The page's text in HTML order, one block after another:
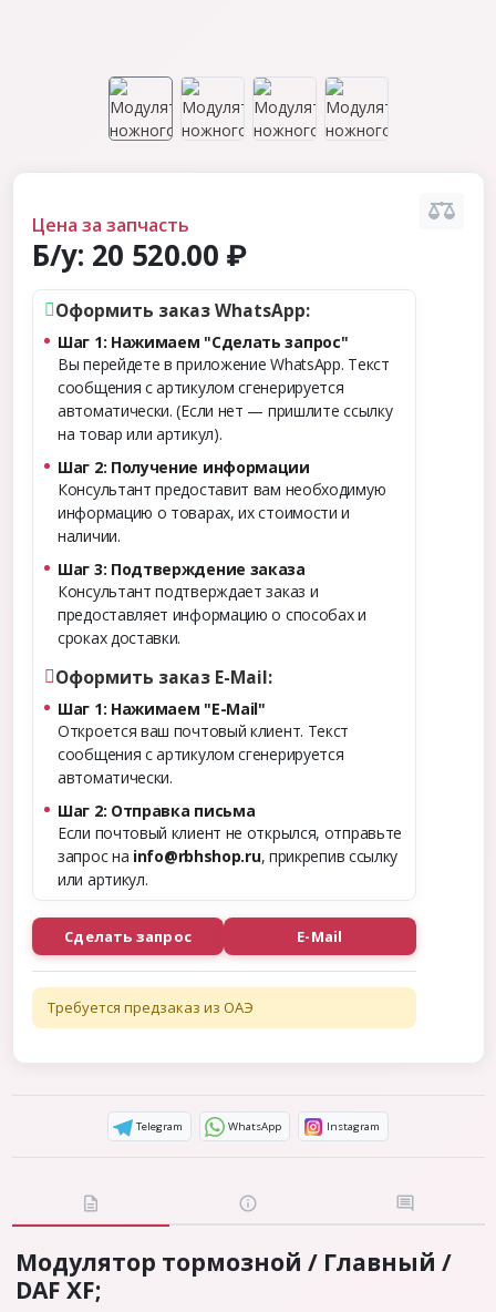
Цена за запчасть
Б/у: 20 520.00 ₽
Оформить заказ WhatsApp:
Шаг 1: Нажимаем "Сделать запрос"
Вы перейдете в приложение WhatsApp. Текст
сообщения с артикулом сгенерируется
автоматически. (Если нет — пришлите ссылку
на товар или артикул).
Шаг 2: Получение информации
Консультант предоставит вам необходимую
информацию о товарах, их стоимости и
наличии.
Шаг 3: Подтверждение заказа
Консультант подтверждает заказ и
предоставляет информацию о способах и
сроках доставки.
Оформить заказ E-Mail:
Шаг 1: Нажимаем "E-Mail"
Откроется ваш почтовый клиент. Текст
сообщения с артикулом сгенерируется
автоматически.
Шаг 2: Отправка письма
Если почтовый клиент не открылся, отправьте
запрос на info@rbhshop.ru, прикрепив ссылку
или артикул.
Сделать запрос E-Mail
Требуется предзаказ из ОАЭ
Telegram WhatsApp Instagram
Модулятор тормозной / Главный /
DAF XF;